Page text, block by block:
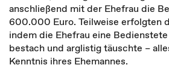
anschließend mit der Ehefrau die
600.000 Euro. Teilweise erfolgten
indem die Ehefrau eine
bestach und arglistig täuschte –
Kenntnis ihres Ehemannes.